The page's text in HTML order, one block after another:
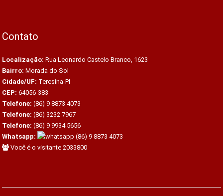
Contato
Localização: Rua Leonardo Castelo Branco, 1623
Bairro: Morada do Sol
Cidade/UF: Teresina-PI
CEP: 64056-383
Telefone: (86) 9 8873 4073
Telefone: (86) 3232 7967
Telefone: (86) 9 9934 5656
Whatsapp:
(86) 9 8873 4073
Você é o visitante 2033800